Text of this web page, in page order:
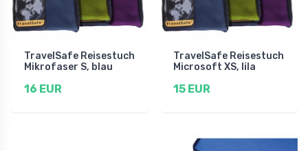
TravelSafe Reisestuch
Mikrofaser S, blau
16 EUR
TravelSafe Reisestuch
Microsoft XS, lila
15 EUR